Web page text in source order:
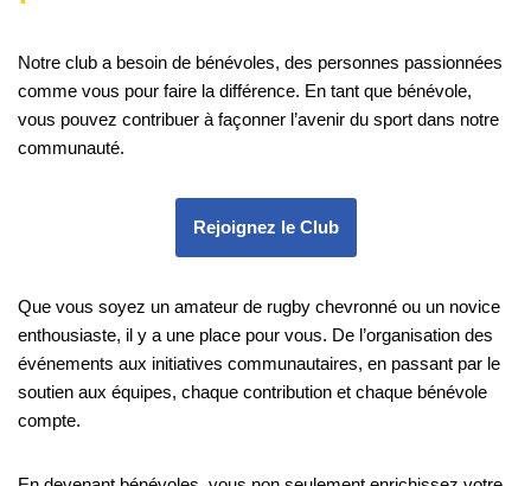
Notre club a besoin de bénévoles, des personnes passionnées
comme vous pour faire la différence. En tant que bénévole,
vous pouvez contribuer à façonner l’avenir du sport dans notre
communauté.
Rejoignez le Club
Que vous soyez un amateur de rugby chevronné ou un novice
enthousiaste, il y a une place pour vous. De l’organisation des
événements aux initiatives communautaires, en passant par le
soutien aux équipes, chaque contribution et chaque bénévole
compte.